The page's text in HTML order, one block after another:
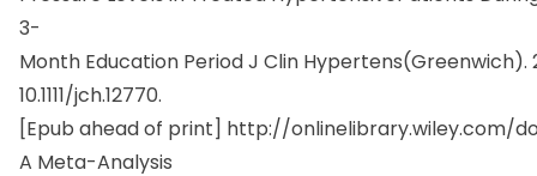
3-
Month Education Period J Clin Hypertens(Greenwich).
10.1111/jch.12770.
[Epub ahead of print] http://onlinelibrary.wiley.com/doi/
A Meta-Analysis